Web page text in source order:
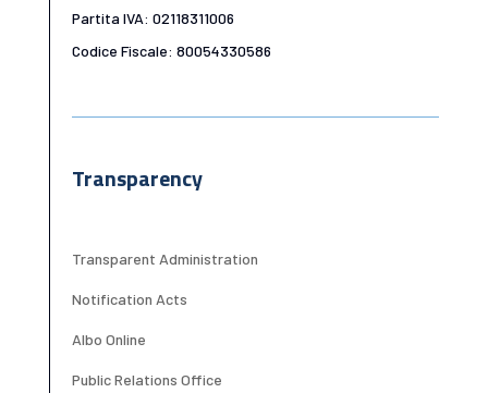
Partita IVA: 02118311006
Codice Fiscale: 80054330586
Transparency
Transparent Administration
Notification Acts
Albo Online
Public Relations Office